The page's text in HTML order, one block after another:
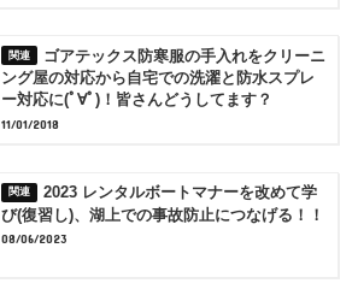
ゴアテックス防寒服の手入れをクリーニ
ング屋の対応から自宅での洗濯と防水スプレ
ー対応に(ﾟ∀ﾟ)！皆さんどうしてます？
11/01/2018
2023 レンタルボートマナーを改めて学
び(復習し)、湖上での事故防止につなげる！！
08/06/2023